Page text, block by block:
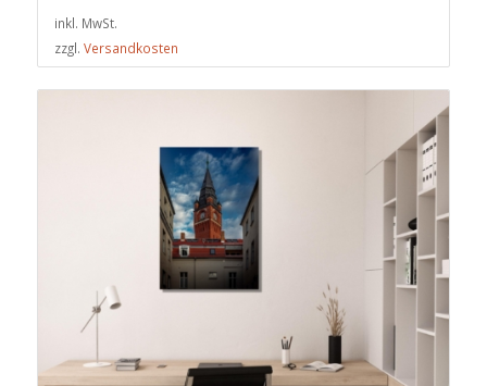
inkl. MwSt.
zzgl. Versandkosten